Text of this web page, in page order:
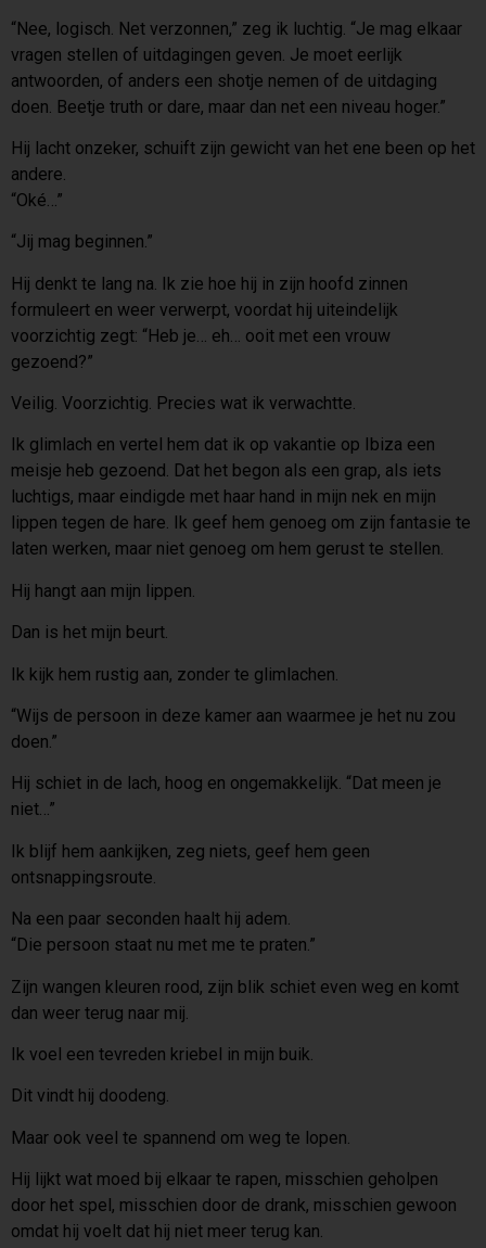
“Nee, logisch. Net verzonnen,” zeg ik luchtig. “Je mag elkaar
vragen stellen of uitdagingen geven. Je moet eerlijk
antwoorden, of anders een shotje nemen of de uitdaging
doen. Beetje truth or dare, maar dan net een niveau hoger.”
Hij lacht onzeker, schuift zijn gewicht van het ene been op het
andere.
“Oké…”
“Jij mag beginnen.”
Hij denkt te lang na. Ik zie hoe hij in zijn hoofd zinnen
formuleert en weer verwerpt, voordat hij uiteindelijk
voorzichtig zegt: “Heb je… eh… ooit met een vrouw
gezoend?”
Veilig. Voorzichtig. Precies wat ik verwachtte.
Ik glimlach en vertel hem dat ik op vakantie op Ibiza een
meisje heb gezoend. Dat het begon als een grap, als iets
luchtigs, maar eindigde met haar hand in mijn nek en mijn
lippen tegen de hare. Ik geef hem genoeg om zijn fantasie te
laten werken, maar niet genoeg om hem gerust te stellen.
Hij hangt aan mijn lippen.
Dan is het mijn beurt.
Ik kijk hem rustig aan, zonder te glimlachen.
“Wijs de persoon in deze kamer aan waarmee je het nu zou
doen.”
Hij schiet in de lach, hoog en ongemakkelijk. “Dat meen je
niet…”
Ik blijf hem aankijken, zeg niets, geef hem geen
ontsnappingsroute.
Na een paar seconden haalt hij adem.
“Die persoon staat nu met me te praten.”
Zijn wangen kleuren rood, zijn blik schiet even weg en komt
dan weer terug naar mij.
Ik voel een tevreden kriebel in mijn buik.
Dit vindt hij doodeng.
Maar ook veel te spannend om weg te lopen.
Hij lijkt wat moed bij elkaar te rapen, misschien geholpen
door het spel, misschien door de drank, misschien gewoon
omdat hij voelt dat hij niet meer terug kan.